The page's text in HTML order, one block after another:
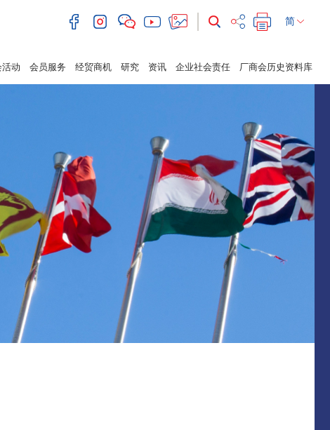
简
动 会员服务 经贸商机 研究 资讯 企业社会责任 厂商会历史资料库